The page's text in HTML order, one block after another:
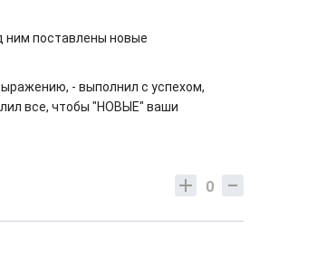
ним поставлены новые
- выполнил с успехом,
все, чтобы "НОВЫЕ" ваши
0